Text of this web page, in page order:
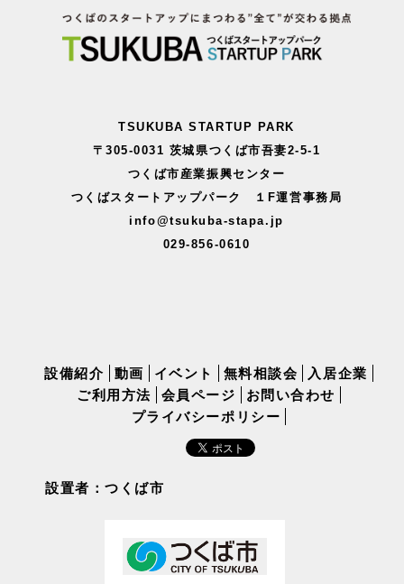
TSUKUBA STARTUP PARK
〒305-0031 茨城県つくば市吾妻2-5-1
つくば市産業振興センター
つくばスタートアップパーク １F運営事務局
info@tsukuba-stapa.jp
029-856-0610
設備紹介 動画 イベント 無料相談会
入居企業
ご利用方法
会員ページ
お問い合わせ
プライバシーポリシー
設置者：つくば市